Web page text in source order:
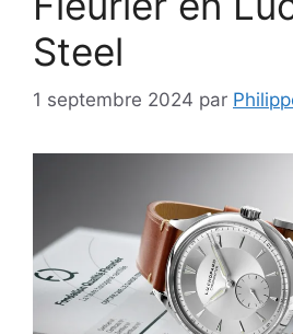
Steel
1 septembre 2024 par